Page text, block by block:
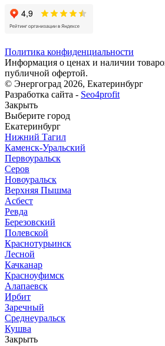
Политика конфиденциальности
Информация о ценах и наличии
публичной офертой.
© Энергоград 2026, Екатеринбург
Разработка сайта - Seo4profit
Закрыть
Выберите город
Екатеринбург
Нижний Тагил
Каменск-Уральский
Первоуральск
Серов
Новоуральск
Верхняя Пышма
Асбест
Ревда
Березовский
Полевской
Краснотурьинск
Лесной
Качканар
Красноуфимск
Алапаевск
Ирбит
Заречный
Среднеуральск
Кушва
Закрыть